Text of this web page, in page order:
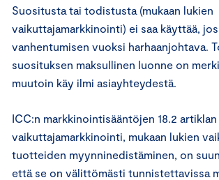
Suositusta tai todistusta (mukaan lukien
vaikuttajamarkkinointi) ei saa käyttää,
vanhentumisen vuoksi harhaanjohtava.
suosituksen maksullinen luonne on
muutoin käy ilmi asiayhteydestä.
ICC:n markkinointisääntöjen 18.2 artiklan
vaikuttajamarkkinointi, mukaan lukien
tuotteiden myynninedistäminen, on
että se on välittömästi tunnistettavissa